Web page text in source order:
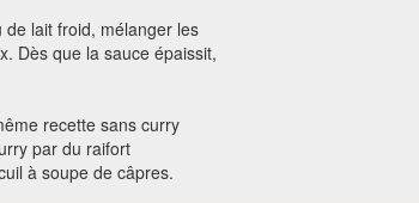
lait froid, mélanger les
Dès que la sauce épaissit,
recette sans curry
par du raifort
à soupe de câpres.